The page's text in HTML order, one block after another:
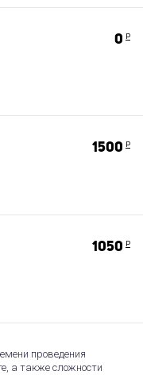
0 Р
1500 Р
1050 Р
проведения
а также сложности